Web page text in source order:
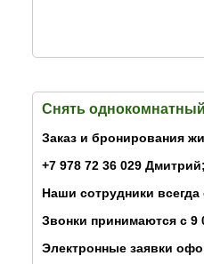
Снять
Заказ и бронирования
+7 978 72 36 029
Наши сотрудники
Звонки принимаются с 9
Электронные заявки